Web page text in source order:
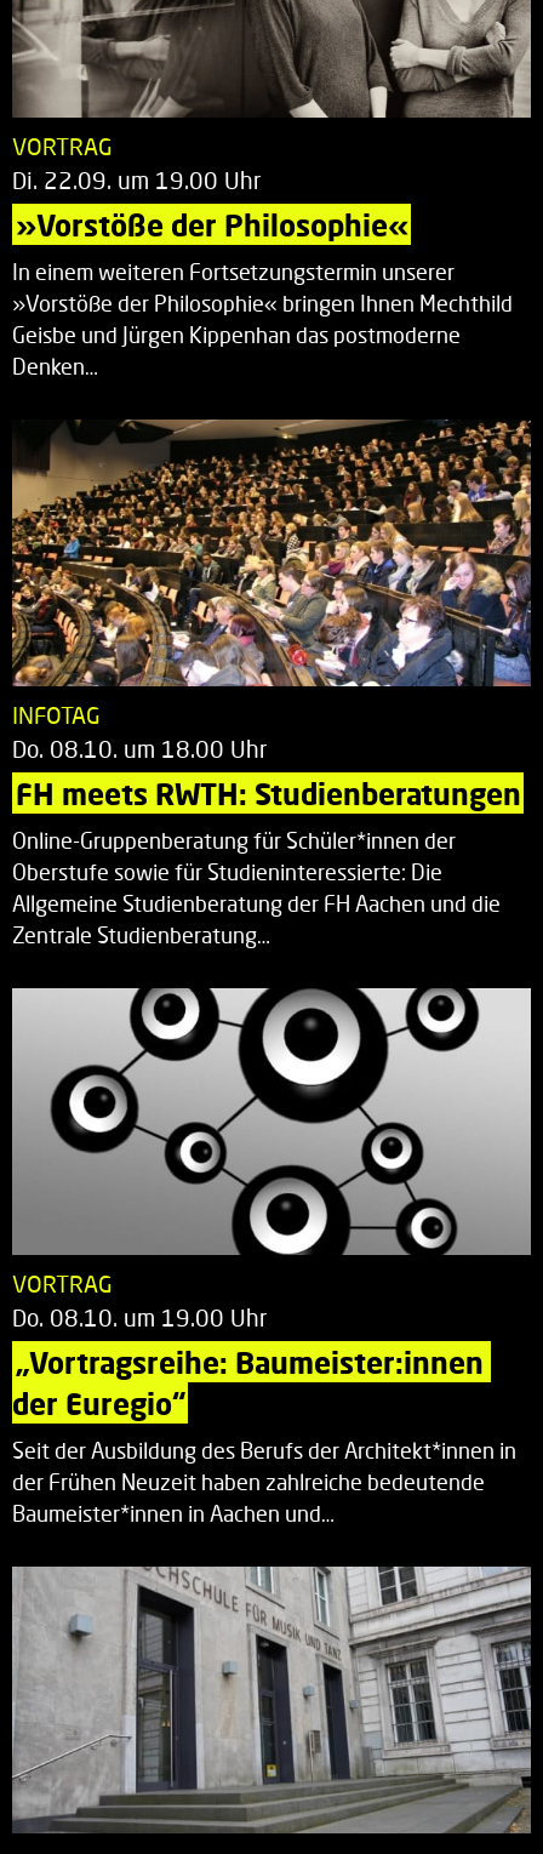
VORTRAG
Di. 22.09. um 19.00 Uhr
»Vorstöße der Philosophie«
In einem weiteren Fortsetzungstermin unserer
»Vorstöße der Philosophie« bringen Ihnen Mechthild
Geisbe und Jürgen Kippenhan das postmoderne
Denken…
INFOTAG
Do. 08.10. um 18.00 Uhr
FH meets RWTH: Studienberatungen
Online-Gruppenberatung für Schüler*innen der
Oberstufe sowie für Studieninteressierte: Die
Allgemeine Studienberatung der FH Aachen und die
Zentrale Studienberatung…
VORTRAG
Do. 08.10. um 19.00 Uhr
„Vortragsreihe: Baumeister:innen
der Euregio“
Seit der Ausbildung des Berufs der Architekt*innen in
der Frühen Neuzeit haben zahlreiche bedeutende
Baumeister*innen in Aachen und…